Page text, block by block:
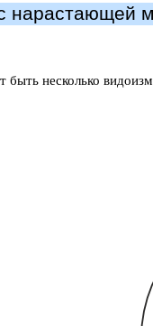
нарастающей
быть несколько